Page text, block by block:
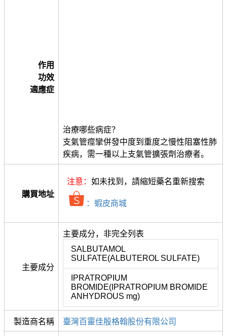
作用
功效
適應症
治療哪些病症？
支氣管痙攣併發中度到重度之慢性阻塞性肺
疾病，需一種以上支氣管擴張劑治療者。
購買地址
注意： 如未找到，請縮短藥名重新搜索
：蝦皮商城
主要成分
主要成分，非完全列表
SALBUTAMOL
SULFATE(ALBUTEROL SULFATE)
IPRATROPIUM
BROMIDE(IPRATROPIUM BROMIDE
ANHYDROUS mg)
製造商名稱 臺灣百靈佳殷格翰股份有限公司